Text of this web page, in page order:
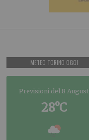
METEO TORINO OGGI
Previsioni del 8 August
28°C